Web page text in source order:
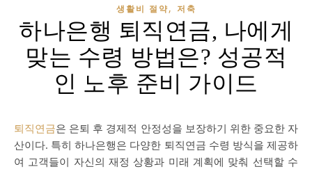
생활비 절약, 저축
하나은행 퇴직연금, 나에게
맞는 수령 방법은? 성공적
인 노후 준비 가이드
퇴직연금은 은퇴 후 경제적 안정성을 보장하기 위한 중요한 자
산이다. 특히 하나은행은 다양한 퇴직연금 수령 방식을 제공하
여 고객들이 자신의 재정 상황과 미래 계획에 맞춰 선택할 수